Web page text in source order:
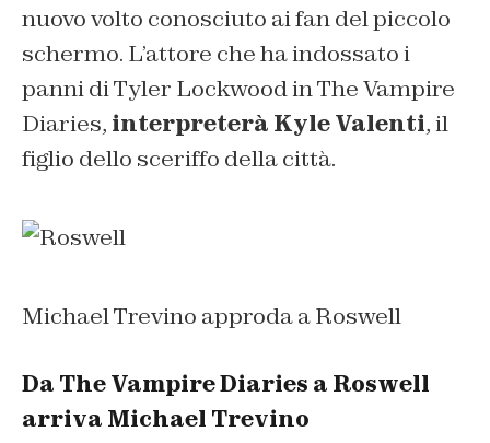
nuovo volto conosciuto ai fan del piccolo
schermo. L’attore che ha indossato i
panni di Tyler Lockwood in The Vampire
Diaries, interpreterà Kyle Valenti, il
figlio dello sceriffo della città.
Michael Trevino approda a Roswell
Da The Vampire Diaries a Roswell
arriva Michael Trevino